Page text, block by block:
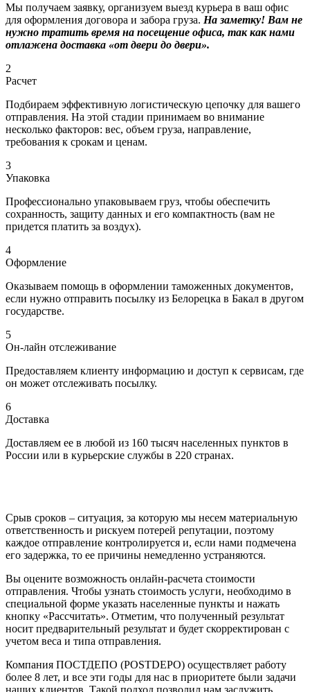
Мы получаем заявку, организуем выезд курьера в ваш офис
для оформления договора и забора груза. На заметку! Вам не
нужно тратить время на посещение офиса, так как нами
отлажена доставка «от двери до двери».
2
Расчет
Подбираем эффективную логистическую цепочку для вашего
отправления. На этой стадии принимаем во внимание
несколько факторов: вес, объем груза, направление,
требования к срокам и ценам.
3
Упаковка
Профессионально упаковываем груз, чтобы обеспечить
сохранность, защиту данных и его компактность (вам не
придется платить за воздух).
4
Оформление
Оказываем помощь в оформлении таможенных документов,
если нужно отправить посылку из Белорецка в Бакал в другом
государстве.
5
Он-лайн отслеживание
Предоставляем клиенту информацию и доступ к сервисам, где
он может отслеживать посылку.
6
Доставка
Доставляем ее в любой из 160 тысяч населенных пунктов в
России или в курьерские службы в 220 странах.
Срыв сроков – ситуация, за которую мы несем материальную
ответственность и рискуем потерей репутации, поэтому
каждое отправление контролируется и, если нами подмечена
его задержка, то ее причины немедленно устраняются.
Вы оцените возможность онлайн-расчета стоимости
отправления. Чтобы узнать стоимость услуги, необходимо в
специальной форме указать населенные пункты и нажать
кнопку «Рассчитать». Отметим, что полученный результат
носит предварительный результат и будет скорректирован с
учетом веса и типа отправления.
Компания ПОСТДЕПО (POSTDEPO) осуществляет работу
более 8 лет, и все эти годы для нас в приоритете были задачи
наших клиентов. Такой подход позволил нам заслужить